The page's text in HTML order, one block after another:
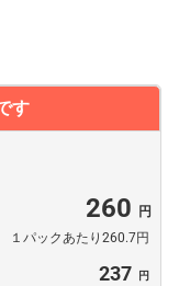
す
260
１パックあたり260.7円
237